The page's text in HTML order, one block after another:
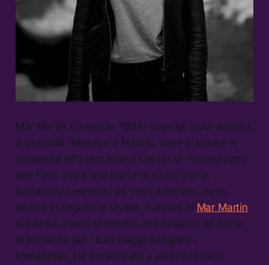
Mar Martin (Granada, 1984) dopo gli studi artistici
a Granada, Monaco e Madrid, dove si laurea in
fotografia all’International Center of Photography
and Film, vince una borsa di studio per la
scolarship Leonardo da Vinci a Berlino, dove
dedice in seguito di vivere. Il lavoro di Mar Martin
si inspira a temi scientifici che fungono da punto
di partenza per i suoi viaggi fotografici
immaginari. Ha partecipato a diversi festival